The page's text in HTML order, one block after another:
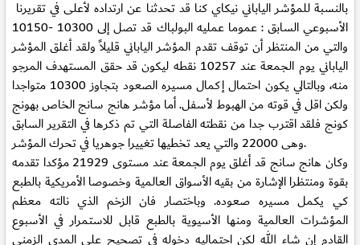
الأسبوعي السابق : عموما عمليه البولباك قد تصل إلى 10300 -10150
والتي من المنتظر أن توقف تقدم المؤشر الياباني قليلاً ولقد أغلق المؤشر
الياباني يوم الجمعة عند 10257 نقطه ليكون قد حقق المستهدف المرجو
منه، وبالتالي يكون احتمال إكمال مسيره الصعود بتجاوز 10300 متواجدا
ولكن اقل في قوته من الهبوط لأسفل. أما مؤشر هانج سانج الخاص بهونج
كونج فلقد اقترب جدا من نقطته الفاصلة التي تم ذكرها في التقرير السابق
وهى 22000 والتي يعد تخطيها تغييرا جوهريا في تحرك المؤشر.
وكان هانج سانج قد أغلق يوم الجمعة عند مستوى 21929 مؤكدا تقدمه
بقوة ومنتظرا الإشارة من بقيه الأسواق العالمية وخصوصا الأمريكية بالطبع
كي يكمل مسيره صعوده. وباختصار فان الزخم الذي نالته معظم
المؤشرات العالمية ومنها الأسيوية بالطبع قابل للاستمرار في الأسبوع
القادم إن شاء الله لكن احتماليه دخوله في تصحيح على المدى الزمني